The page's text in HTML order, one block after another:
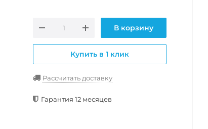
В корзину
Купить в 1 клик
Рассчитать доставку
Гарантия 12 месяцев